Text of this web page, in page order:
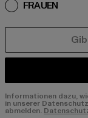
FRAUEN
Informationen dazu,
in unserer
abmelden.